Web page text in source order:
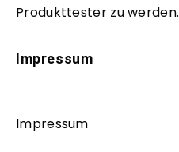
Produkttester zu werden.
Impressum
Impressum